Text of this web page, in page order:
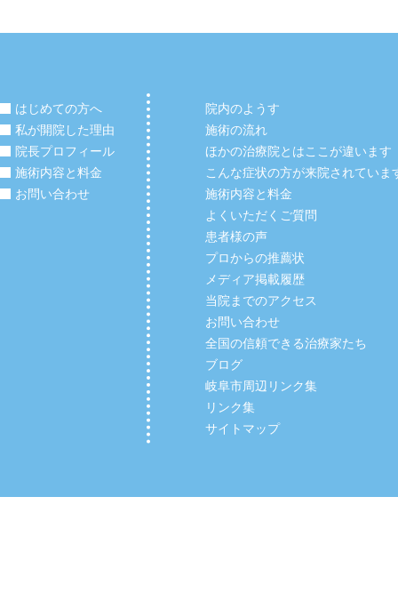
はじめての方へ
私が開院した理由
院長プロフィール
施術内容と料金
お問い合わせ
院内のようす
施術の流れ
ほかの治療院とはここが違います
こんな症状の方が来院されていま
施術内容と料金
よくいただくご質問
患者様の声
プロからの推薦状
メディア掲載履歴
当院までのアクセス
お問い合わせ
全国の信頼できる治療家たち
ブログ
岐阜市周辺リンク集
リンク集
サイトマップ